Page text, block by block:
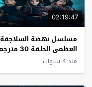
02:19:47
مسلسل نهضة السلاجقة
العظمى الحلقة 30 مترجم
منذ 4 سنوات